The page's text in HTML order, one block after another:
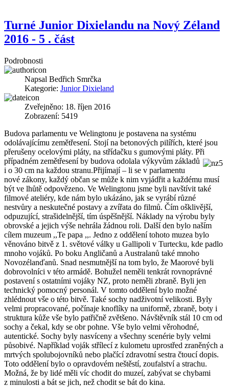
Turné Junior Dixielandu na Nový Zéland
2016 - 5 . část
Podrobnosti
Napsal Bedřich Smrčka
Kategorie: Junior Dixieland
Zveřejněno: 18. říjen 2016
Zobrazení: 5419
Budova parlamentu ve Welingtonu je postavena na systému
odolávajícímu zemětřesení. Stojí na betonových pilířích, které jsou
přerušeny ocelovými pláty, na střídačku s gumovými pláty. Při
případném zemětřesení by budova odolala výkyvům základů
i o 30 cm na každou stranu.Přijímají – li se v parlamentu
nové zákony, každý občan se může k nim vyjádřit a každému musí
být ve lhůtě odpovězeno. Ve Welingtonu jsme byli navštívit také
filmové ateliéry, kde nám bylo ukázáno, jak se vyrábí různé
nestvůry a neskutečné postavy a zvířata do filmů. Čím ošklivější,
odpuzující, strašidelnější, tím úspěšnější. Náklady na výrobu byly
obrovské a jejich výše nehrála žádnou roli. Další den bylo naším
cílem muzeum ,,Te papa ,,. Jedno z oddělení tohoto muzea bylo
věnováno bitvě z 1. světové války u Gallipoli v Turtecku, kde padlo
mnoho vojáků. Po boku Angličanů a Australanů také mnoho
Novozélanďanů. Snad nesmutnější na tom bylo, že Maorové byli
dobrovolníci v této armádě. Bohužel neměli tenkrát rovnoprávné
postavení s ostatními vojáky NZ, proto neměli zbraně. Byli jen
technický pomocný personál. V tomto oddělení bylo možné
zhlédnout vše o této bitvě. Také sochy nadživotní velikosti. Byly
velmi propracované, počínaje knoflíky na uniformě, zbraně, boty i
struktura kůže vše bylo patřičně zvětšeno. Návštěvník stál 10 cm od
sochy a čekal, kdy se obr pohne. Vše bylo velmi věrohodné,
autentické. Sochy byly nasvíceny a všechny scenérie byly velmi
působivé. Například voják střílecí z kulometu uprostřed zraněných a
mrtvých spolubojovníků nebo plačící zdravotní sestra čtoucí dopis.
Toto oddělení bylo o opravdovém neštěstí, zoufalství a strachu.
Možná, že by lidé měli víc chodit do muzeí, zabývat se chybami
z minulosti a bát se jich, než chodit se bát do kina.